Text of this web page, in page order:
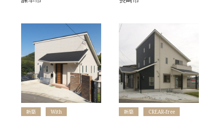
新築 With 新築 CREAR-free